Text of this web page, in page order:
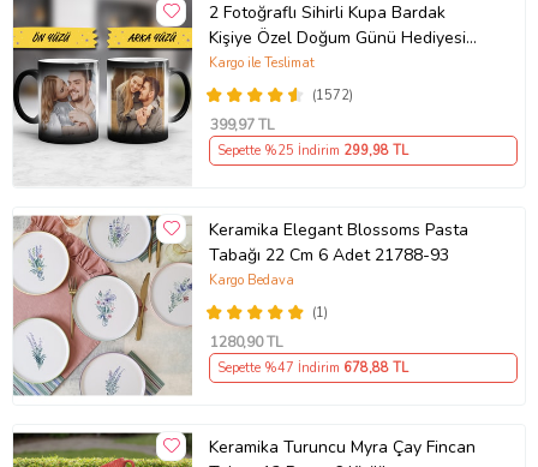
2 Fotoğraflı Sihirli Kupa Bardak
Kişiye Özel Doğum Günü Hediyesi
Sevgiliye Hediye Anneye Babaya
Ablaya Abiye Kız Erkek Kardeşe
Arkadaşa Resimli Günü Yıl Dönümü
Hediyesi
(1572)
Kargo ile Teslimat
399,97 TL
Sepette %25 İndirim 299,98 TL
Keramika Elegant Blossoms Pasta
Tabağı 22 Cm 6 Adet 21788-93
(1)
Kargo Bedava
1280,90 TL
Sepette %47 İndirim 678,88 TL
Keramika Turuncu Myra Çay Fincan